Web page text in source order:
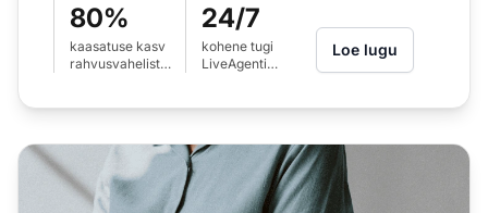
80%
kaasatuse kasv
rahvusvahelistes
24/7
kohene tugi
LiveAgenti
Loe lugu